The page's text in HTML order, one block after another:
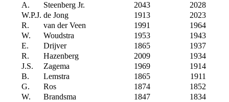
A.
Steenberg Jr. 2043
2028
W.P.J. de Jong 1913
2023
R.
van der Veen 1991
1964
W.
Woudstra 1953
1943
E.
Drijver 1865
1937
R.
Hazenberg 2009
1934
J.S.
Zagema 1969
1914
B.
Lemstra 1865
1911
G.
Ros 1874
1852
W.
Brandsma 1847
1834